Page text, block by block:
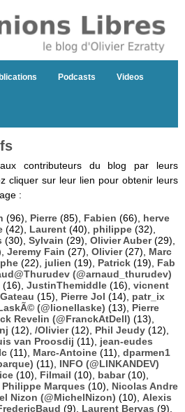
Podcasts Videos
contributeurs du blog par leurs
cliquer sur leur lien pour obtenir leurs
:
(96), Pierre (85), Fabien (66), herve
(42), Laurent (40), philippe (32),
(30), Sylvain (29), Olivier Auber(29),
Jeremy Fain (27), Olivier(27), Marc
(22), julien (19), Patrick (19), Fab
(@arnaud_thurudev)
(16), JustinThemiddle (16), vicnent
(15), Pierre Jol (14), patr_ix
(@lionellaske) (13), Pierre
Revelin (@FranckAtDell) (13),
(12), /Olivier(12), Phil Jeudy (12),
van Proosdij (11), jean-eudes
(11), Marc-Antoine (11), dparmen1
(11), INFO (@LINKANDEV)
(10), Filmail (10), babar(10),
Philippe Marques (10), Nicolas Andre
Nizon (@MichelNizon) (10), Alexis
(9), Laurent Bervas (9),